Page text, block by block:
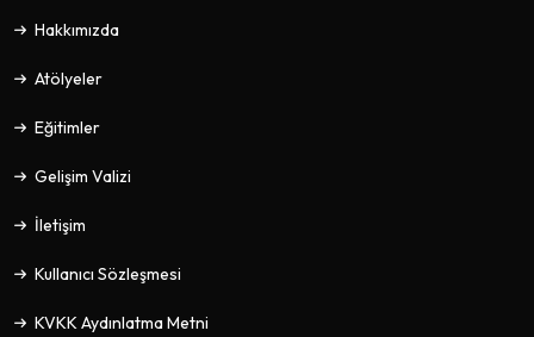
Hakkımızda
Atölyeler
Eğitimler
Gelişim Valizi
İletişim
Kullanıcı Sözleşmesi
KVKK Aydınlatma Metni